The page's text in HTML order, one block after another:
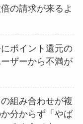
の請求が来るよ
にポイント還元の
ザーから不満が
の組み合わせが複
分からず「やば